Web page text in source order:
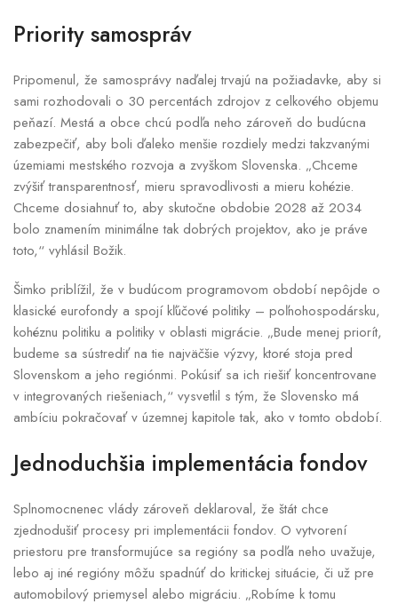
Priority samospráv
Pripomenul, že samosprávy naďalej trvajú na požiadavke, aby si
sami rozhodovali o 30 percentách zdrojov z celkového objemu
peňazí. Mestá a obce chcú podľa neho zároveň do budúcna
zabezpečiť, aby boli ďaleko menšie rozdiely medzi takzvanými
územiami mestského rozvoja a zvyškom Slovenska. „Chceme
zvýšiť transparentnosť, mieru spravodlivosti a mieru kohézie.
Chceme dosiahnuť to, aby skutočne obdobie 2028 až 2034
bolo znamením minimálne tak dobrých projektov, ako je práve
toto,“ vyhlásil Božik.
Šimko priblížil, že v budúcom programovom období nepôjde o
klasické eurofondy a spojí kľúčové politiky – poľnohospodársku,
kohéznu politiku a politiky v oblasti migrácie. „Bude menej priorít,
budeme sa sústrediť na tie najväčšie výzvy, ktoré stoja pred
Slovenskom a jeho regiónmi. Pokúsiť sa ich riešiť koncentrovane
v integrovaných riešeniach,“ vysvetlil s tým, že Slovensko má
ambíciu pokračovať v územnej kapitole tak, ako v tomto období.
Jednoduchšia implementácia fondov
Splnomocnenec vlády zároveň deklaroval, že štát chce
zjednodušiť procesy pri implementácii fondov. O vytvorení
priestoru pre transformujúce sa regióny sa podľa neho uvažuje,
lebo aj iné regióny môžu spadnúť do kritickej situácie, či už pre
automobilový priemysel alebo migráciu. „Robíme k tomu